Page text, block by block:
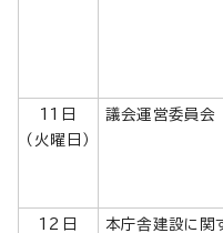
11日
（火曜日）
議会運営委員会
12日
本庁舎建設に関